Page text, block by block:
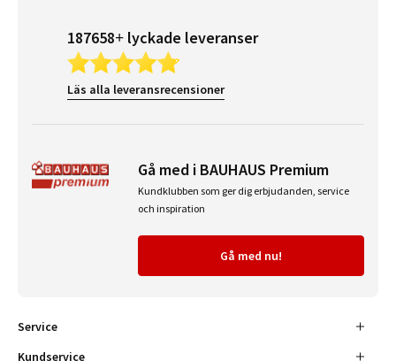
187658+ lyckade leveranser
Läs alla leveransrecensioner
Gå med i BAUHAUS Premium
Kundklubben som ger dig erbjudanden, service
och inspiration
Gå med nu!
Service
Kundservice